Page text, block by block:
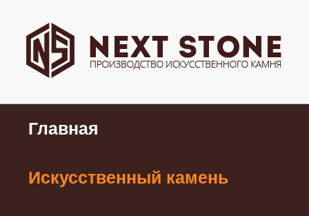
Главная
Искусственный камень